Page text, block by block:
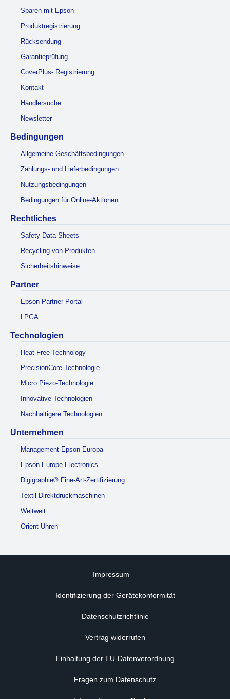
Sparen mit Epson
Produktregistrierung
Rücksendung
Garantieprüfung
CoverPlus- Registrierung
Kontakt
Händlersuche
Newsletter
Bedingungen
Allgemeine Geschäftsbedingungen
Zahlungs- und Lieferbedingungen
Nutzungsbedingungen
Bedingungen für Online-Aktionen
Rechtliches
Safety Data Sheets
Recycling von Produkten
Sicherheitshinweise
Partner
Epson Partner Portal
LPGA
Technologien
Heat-Free Technology
PrecisionCore-Technologie
Micro Piezo-Technologie
Innovative Technologien
Nachhaltigere Technologien
Unternehmen
Management Epson Europa
Epson Europe Electronics
Digigraphie® Fine-Art-Zertifizierung
Textil-Direktdruckmaschinen
Weltweit
Orient Uhren
Impressum
Identifizierung der Gerätekonformität
Datenschutzrichtlinie
Vertrag widerrufen
Einhaltung der EU-Datenverordnung
Fragen zum Datenschutz